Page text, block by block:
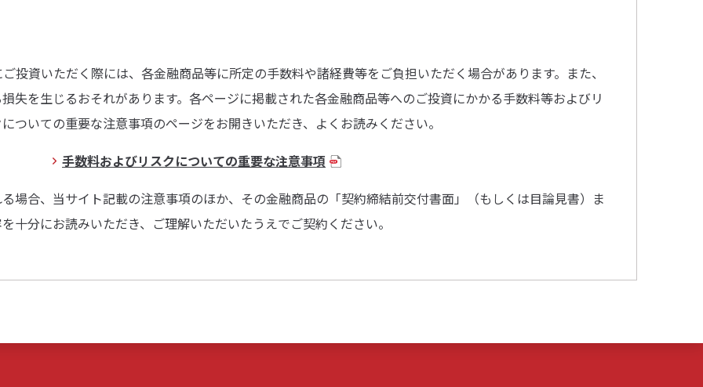
投資いただく際には、各金融商品等に所定の手数料や諸経費等をご負担いただく場合があります。また、
失を生じるおそれがあります。各ページに掲載された各金融商品等へのご投資にかかる手数料等およびリ
ついての重要な注意事項のページをお開きいただき、よくお読みください。
手数料およびリスクについての重要な注意事項
場合、当サイト記載の注意事項のほか、その金融商品の「契約締結前交付書面」（もしくは目論見書）ま
十分にお読みいただき、ご理解いただいたうえでご契約ください。